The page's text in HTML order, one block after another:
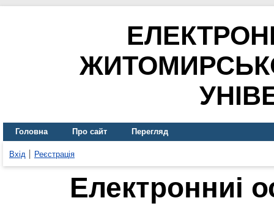
Головна Про сайт Перегляд
Вхід Реєстрація
Електронниі